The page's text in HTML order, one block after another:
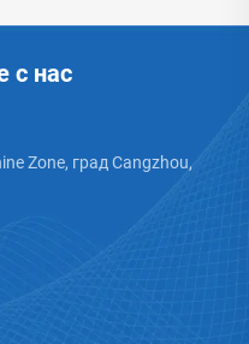
с нас
Zone, град Cangzhou,